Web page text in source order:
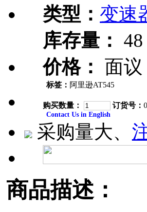
类型： 变速
库存量：
价格： 面议
标签： 阿里逊AT545
购买数量： 订货号：
Contact Us in English
采购量大、
商品描述：